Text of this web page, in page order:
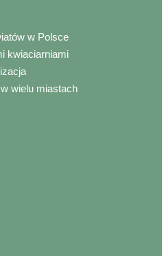
w Polsce
kwiaciarniami
wielu miastach